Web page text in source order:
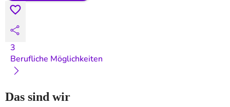
3
Berufliche Möglichkeiten
Das sind wir